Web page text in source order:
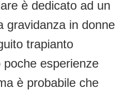
è dedicato ad un
gravidanza in donne
trapianto
esperienze
è probabile che